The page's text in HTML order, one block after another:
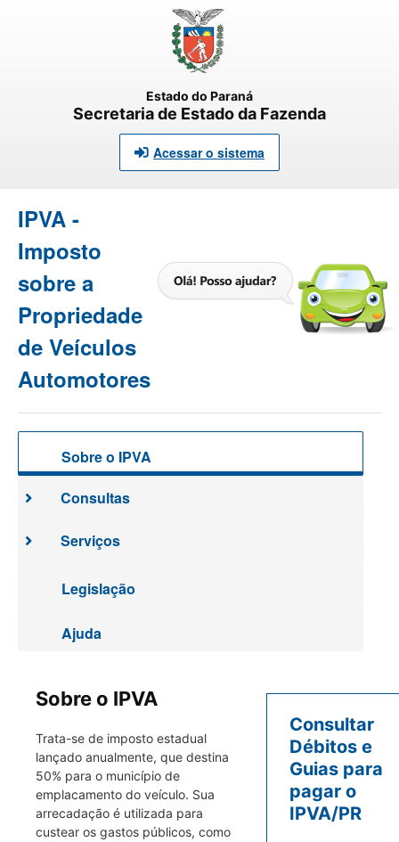
Estado do Paraná
Secretaria de Estado da Fazenda
Acessar o sistema
IPVA -
Imposto
sobre a
Propriedade
de Veículos
Automotores
Sobre o IPVA
Consultas
Serviços
Legislação
Ajuda
Sobre o IPVA
Trata-se de imposto estadual
lançado anualmente, que destina
50% para o município de
emplacamento do veículo. Sua
arrecadação é utilizada para
custear os gastos públicos, como
Consultar
Débitos e
Guias para
pagar o
IPVA/PR